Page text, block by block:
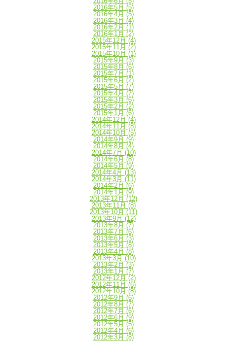
2016年5月 (5)
2016年4月 (5)
2016年3月 (4)
2016年2月 (1)
2016年1月 (2)
2015年12月 (4)
2015年11月 (2)
2015年10月 (1)
2015年9月 (3)
2015年8月 (6)
2015年7月 (1)
2015年6月 (2)
2015年5月 (7)
2015年4月 (7)
2015年3月 (6)
2015年2月 (2)
2015年1月 (6)
2014年12月 (4)
2014年11月 (8)
2014年10月 (5)
2014年9月 (9)
2014年8月 (4)
2014年7月 (10)
2014年6月 (8)
2014年5月 (9)
2014年4月 (13)
2014年3月 (11)
2014年2月 (6)
2014年1月 (9)
2013年12月 (12)
2013年11月 (8)
2013年10月 (11)
2013年9月 (12)
2013年8月 (7)
2013年7月 (6)
2013年6月 (3)
2013年5月 (8)
2013年4月 (8)
2013年3月 (10)
2013年2月 (3)
2013年1月 (7)
2012年12月 (2)
2012年11月 (6)
2012年10月 (8)
2012年9月 (6)
2012年8月 (7)
2012年7月 (6)
2012年6月 (9)
2012年5月 (5)
2012年4月 (6)
2012年3月 (8)